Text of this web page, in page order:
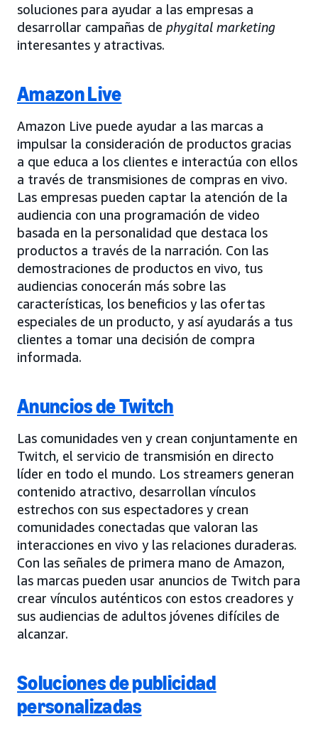
soluciones para ayudar a las empresas a
desarrollar campañas de phygital marketing
interesantes y atractivas.
Amazon Live
Amazon Live puede ayudar a las marcas a
impulsar la consideración de productos gracias
a que educa a los clientes e interactúa con ellos
a través de transmisiones de compras en vivo.
Las empresas pueden captar la atención de la
audiencia con una programación de video
basada en la personalidad que destaca los
productos a través de la narración. Con las
demostraciones de productos en vivo, tus
audiencias conocerán más sobre las
características, los beneficios y las ofertas
especiales de un producto, y así ayudarás a tus
clientes a tomar una decisión de compra
informada.
Anuncios de Twitch
Las comunidades ven y crean conjuntamente en
Twitch, el servicio de transmisión en directo
líder en todo el mundo. Los streamers generan
contenido atractivo, desarrollan vínculos
estrechos con sus espectadores y crean
comunidades conectadas que valoran las
interacciones en vivo y las relaciones duraderas.
Con las señales de primera mano de Amazon,
las marcas pueden usar anuncios de Twitch para
crear vínculos auténticos con estos creadores y
sus audiencias de adultos jóvenes difíciles de
alcanzar.
Soluciones de publicidad
personalizadas